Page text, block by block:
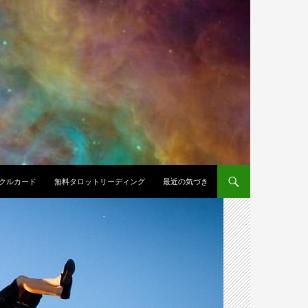
ルカード 無料タロットリーディング 最近の気づき